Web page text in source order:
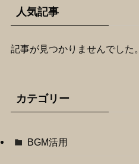
人気記事
記事が見つかりませんでした。
カテゴリー
BGM活用